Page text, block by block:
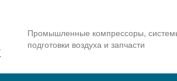
Промышленные компрессоры,
подготовки воздуха и запчасти